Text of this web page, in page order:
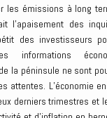
les émissions à long
l’apaisement des
des investisseurs
informations
la péninsule ne sont
attentes. L’économie
derniers trimestres et